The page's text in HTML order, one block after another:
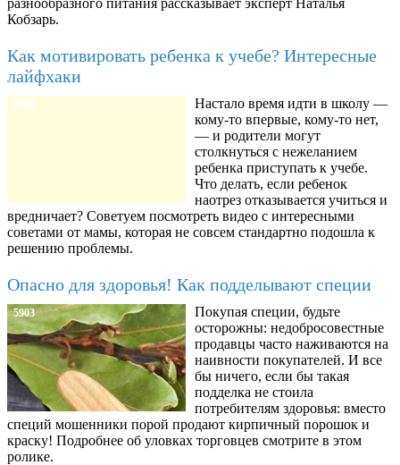
Кобзарь.
Как мотивировать ребенка к учебе? Интересные
лайфхаки
8780
Настало время идти в школу —
кому-то впервые, кому-то нет,
— и родители могут
столкнуться с нежеланием
ребенка приступать к учебе.
Что делать, если ребенок
наотрез отказывается учиться и
вредничает? Советуем посмотреть видео с интересными
советами от мамы, которая не совсем стандартно подошла к
решению проблемы.
Опасно для здоровья! Как подделывают специи
5903
Покупая специи, будьте
осторожны: недобросовестные
продавцы часто наживаются на
наивности покупателей. И все
бы ничего, если бы такая
подделка не стоила
потребителям здоровья: вместо
специй мошенники порой продают кирпичный порошок и
краску! Подробнее об уловках торговцев смотрите в этом
ролике.